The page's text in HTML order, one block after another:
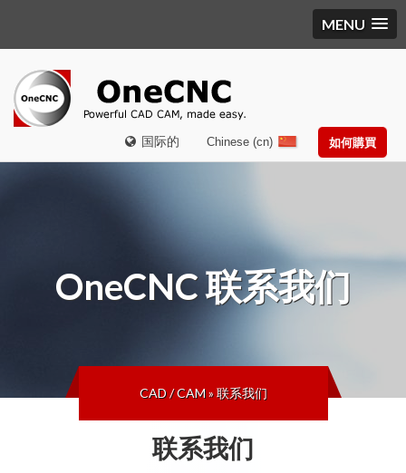
MENU
国际的 如何購買
Chinese (cn)
OneCNC联系我们
CAD / CAM»联系我们
联系我们